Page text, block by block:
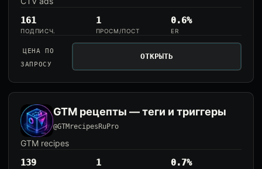
161
ПОДПИСЧ.
1
ПРОСМ/ПОСТ
0.6%
ER
ЦЕНА ПО
ЗАПРОСУ
ОТКРЫТЬ
GTM рецепты — теги и триггеры
@GTMrecipesRuPro
GTM recipes
139 1 0.7%